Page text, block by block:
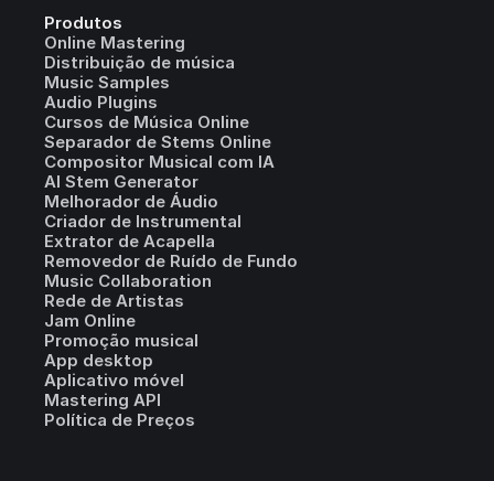
Produtos
Online Mastering
Distribuição de música
Music Samples
Audio Plugins
Cursos de Música Online
Separador de Stems Online
Compositor Musical com IA
AI Stem Generator
Melhorador de Áudio
Criador de Instrumental
Extrator de Acapella
Removedor de Ruído de Fundo
Music Collaboration
Rede de Artistas
Jam Online
Promoção musical
App desktop
Aplicativo móvel
Mastering API
Política de Preços